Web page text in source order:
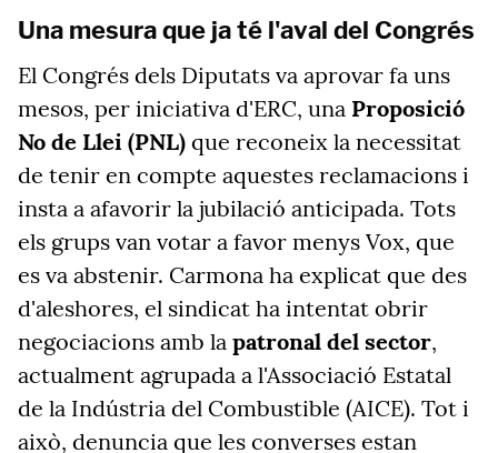
Una mesura que ja té l'aval del Congrés
El Congrés dels Diputats va aprovar fa uns
mesos, per iniciativa d'ERC, una Proposició
No de Llei (PNL) que reconeix la necessitat
de tenir en compte aquestes reclamacions i
insta a afavorir la jubilació anticipada. Tots
els grups van votar a favor menys Vox, que
es va abstenir. Carmona ha explicat que des
d'aleshores, el sindicat ha intentat obrir
negociacions amb la patronal del sector,
actualment agrupada a l'Associació Estatal
de la Indústria del Combustible (AICE). Tot i
això, denuncia que les converses estan